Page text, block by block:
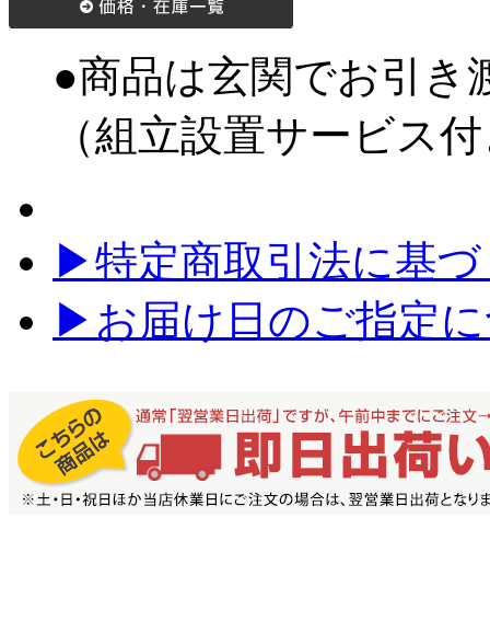
●商品は玄関でお引き
（組立設置サービス
▶特定商取引法に基
▶お届け日のご指定